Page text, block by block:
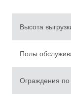
Высота
Полы
Ограждения